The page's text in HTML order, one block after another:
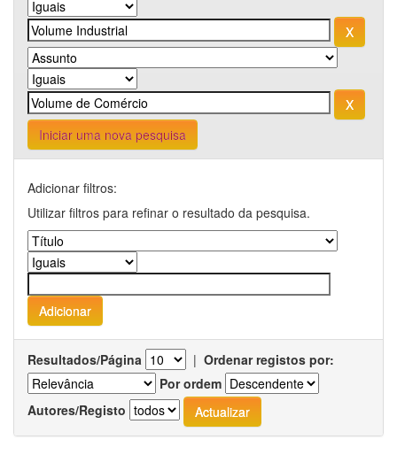
Iniciar uma nova pesquisa
Adicionar filtros:
Utilizar filtros para refinar o resultado da pesquisa.
Resultados/Página | Ordenar registos por:
Por ordem
Autores/Registo